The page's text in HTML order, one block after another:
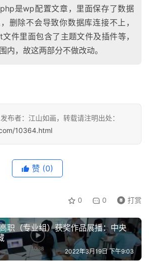
注册
是wp配置文章，里面保存了数据
删除不会导致你数据库连接不上，
件里面包含了主题文件及插件等，
内，故这两部分不做改动。
布者：江山如画，转载请注明出处：
10364.html
赞 (0)
0 0 打赏
职（专业组）获奖作品展播：中央
2022年3月19日 下午9:03